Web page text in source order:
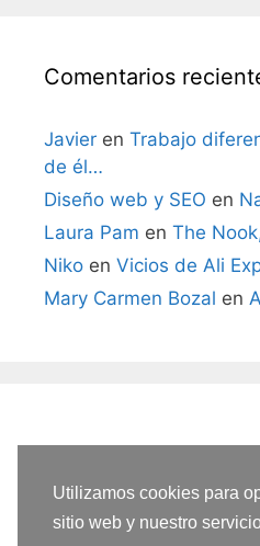
Utilizamos cookies para
sitio web y nuestro
Comentarios
Javier en Trabajo
de él…
Diseño web y SEO en
Laura Pam en The
Niko en Vicios de Ali
Mary Carmen Bozal en